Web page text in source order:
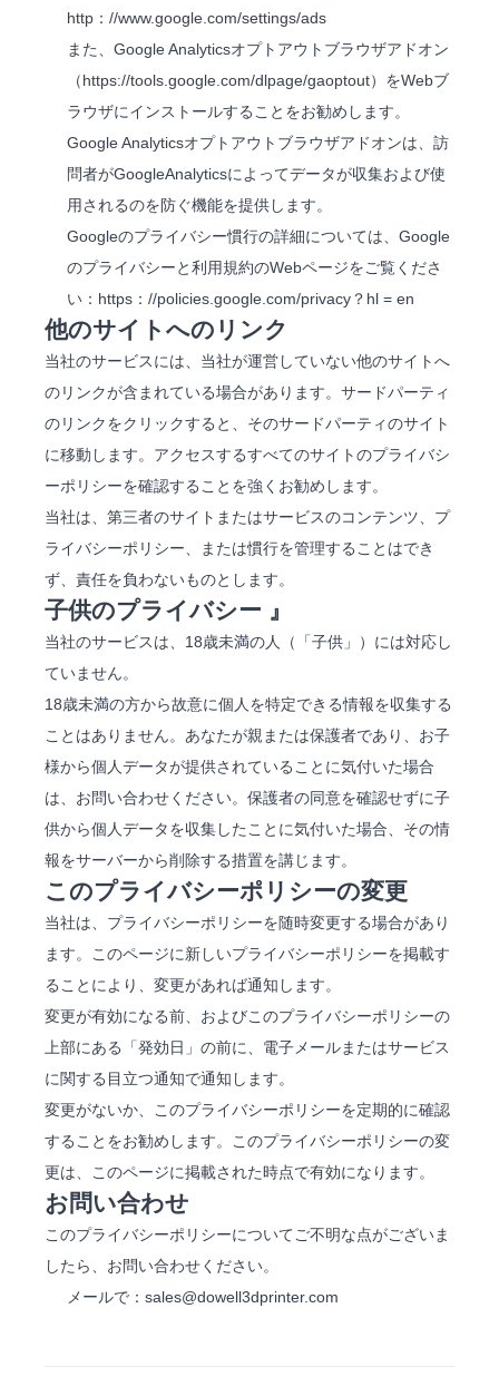
http ： //www.google.com/settings/ads
また、Google Analyticsオプトアウトブラウザアドオン
（https://tools.google.com/dlpage/gaoptout）をWebブ
ラウザにインストールすることをお勧めします。
Google Analyticsオプトアウトブラウザアドオンは、訪
問者がGoogleAnalyticsによってデータが収集および使
用されるのを防ぐ機能を提供します。
Googleのプライバシー慣行の詳細については、Google
のプライバシーと利用規約のWebページをご覧くださ
い： https ： //policies.google.com/privacy？hl = en
他のサイトへのリンク
当社のサービスには、当社が運営していない他のサイトへ
のリンクが含まれている場合があります。サードパーティ
のリンクをクリックすると、そのサードパーティのサイト
に移動します。アクセスするすべてのサイトのプライバシ
ーポリシーを確認することを強くお勧めします。
当社は、第三者のサイトまたはサービスのコンテンツ、プ
ライバシーポリシー、または慣行を管理することはでき
ず、責任を負わないものとします。
子供のプライバシー 』
当社のサービスは、18歳未満の人（「子供」）には対応し
ていません。
18歳未満の方から故意に個人を特定できる情報を収集する
ことはありません。あなたが親または保護者であり、お子
様から個人データが提供されていることに気付いた場合
は、お問い合わせください。保護者の同意を確認せずに子
供から個人データを収集したことに気付いた場合、その情
報をサーバーから削除する措置を講じます。
このプライバシーポリシーの変更
当社は、プライバシーポリシーを随時変更する場合があり
ます。このページに新しいプライバシーポリシーを掲載す
ることにより、変更があれば通知します。
変更が有効になる前、およびこのプライバシーポリシーの
上部にある「発効日」の前に、電子メールまたはサービス
に関する目立つ通知で通知します。
変更がないか、このプライバシーポリシーを定期的に確認
することをお勧めします。このプライバシーポリシーの変
更は、このページに掲載された時点で有効になります。
お問い合わせ
このプライバシーポリシーについてご不明な点がございま
したら、お問い合わせください。
メールで：sales@dowell3dprinter.com